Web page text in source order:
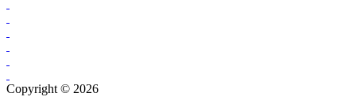
Copyright © 2026